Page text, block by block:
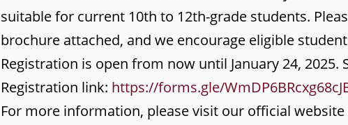
suitable for current 10th to 12th-grade students.
brochure attached, and we encourage eligible
Registration is open from now until January 24, 2025.
Registration link: https://forms.gle/
For more information, please visit our official website